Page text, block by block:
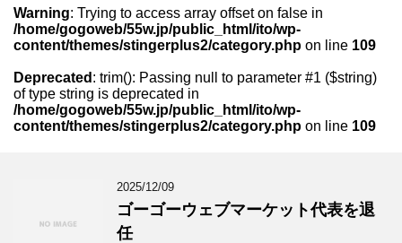
Warning: Trying to access array offset on false in
/home/gogoweb/55w.jp/public_html/ito/wp-
content/themes/stingerplus2/category.php on line 109
Deprecated : trim(): Passing null to parameter #1 ($string)
of type string is deprecated in
/home/gogoweb/55w.jp/public_html/ito/wp-
content/themes/stingerplus2/category.php on line 109
2025/12/09
ゴーゴーウェブマーケット代表を退
任